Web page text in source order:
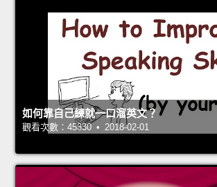
如何靠自己練就一口溜英文？
觀看次數：45330 • 2018-02-01